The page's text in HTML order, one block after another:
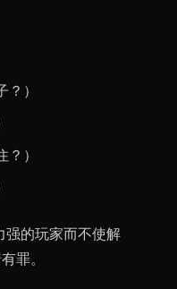
）
）
强的玩家而不使解
罪。